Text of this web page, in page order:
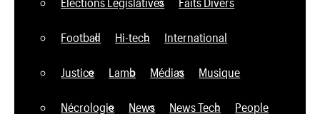
Football Hi-tech International
Justice Lamb Médias Musique
Nécrologie News News Tech People